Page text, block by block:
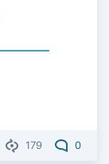
179 0